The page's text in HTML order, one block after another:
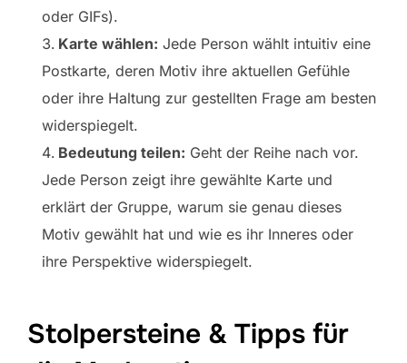
oder GIFs).
Karte wählen: Jede Person wählt intuitiv eine
Postkarte, deren Motiv ihre aktuellen Gefühle
oder ihre Haltung zur gestellten Frage am besten
widerspiegelt.
Bedeutung teilen: Geht der Reihe nach vor.
Jede Person zeigt ihre gewählte Karte und
erklärt der Gruppe, warum sie genau dieses
Motiv gewählt hat und wie es ihr Inneres oder
ihre Perspektive widerspiegelt.
Stolpersteine & Tipps für